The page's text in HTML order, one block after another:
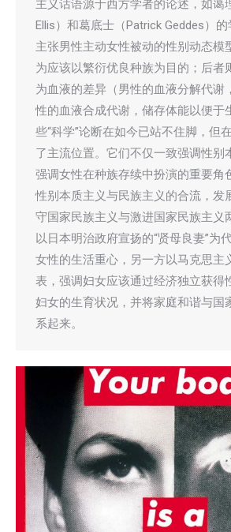
主义话语源于西方学者的论述，如蔼
Ellis）和葛底士（Patrick Geddes）
主张男性主动女性被动的性别动态模
为应该以繁衍优良种族为目的；后者
为血液的差异（男性的血液分解代谢
性的血液合成代谢，储存体能以便于
些“科学”论断在如今已站不住脚，但
了主流位置。它们不仅一致强调性别
强调女性在种族存续中扮演的重要角
性别本质主义与民族主义的合流，发
守国家民族主义与激进国家民族主义
以日本明治政府宣扬的“贤母良妻”为
女性的生活重心，另一方以马克思主
表，强调妇女应该通过经济独立获得
妇女的生育状况，并将家庭和谐与国
系起来。